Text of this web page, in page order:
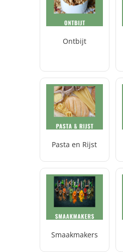
Ontbijt
Pasta en Rijst
Smaakmakers